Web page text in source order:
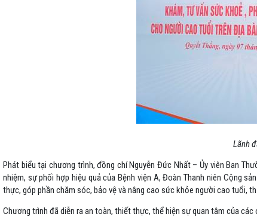
Lãnh
Phát biểu tại chương trình, đồng chí Nguyễn Đức Nhất – Ủy viên Ban
nhiệm, sự phối hợp hiệu quả của Bệnh viện A, Đoàn Thanh niên Cộng
thực, góp phần chăm sóc, bảo vệ và nâng cao sức khỏe người cao tuổi,
Chương trình đã diễn ra an toàn, thiết thực, thể hiện sự quan tâm của